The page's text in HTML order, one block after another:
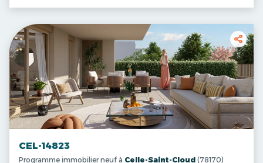
CEL-14823
Programme immobilier neuf à Celle-Saint-Cloud (78170)